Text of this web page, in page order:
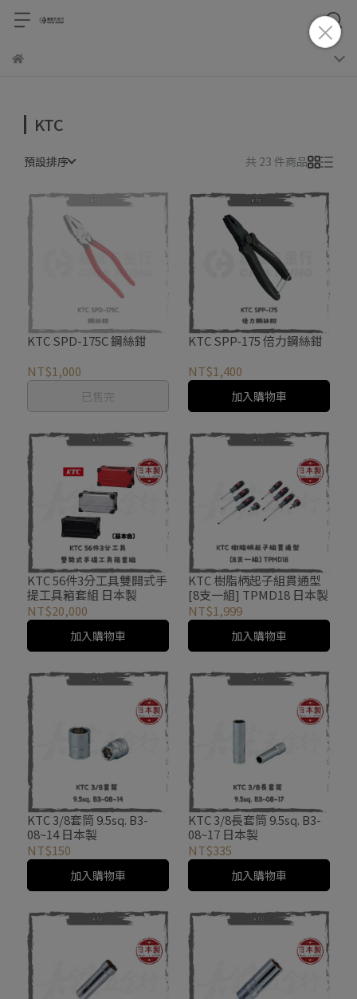
KTC
預設排序 共 23 件商品
KTC SPD-175C 鋼絲鉗
NT$1,000
已售完
KTC SPP-175 倍力鋼絲鉗
NT$1,400
加入購物車
KTC 56件3分工具雙開式手
提工具箱套組 日本製
NT$20,000
加入購物車
KTC 樹脂柄起子組貫通型
[8支一組] TPMD18 日本製
NT$1,999
加入購物車
KTC 3/8套筒 9.5sq. B3-
08~14 日本製
NT$150
加入購物車
KTC 3/8長套筒 9.5sq. B3-
08~17 日本製
NT$335
加入購物車